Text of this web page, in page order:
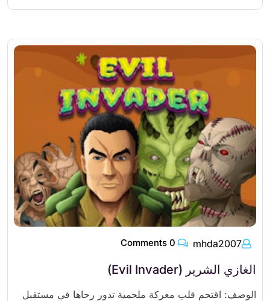
mhda2007
الغازي الشرير (Evil Invader)
الوصف: اقتحم قلب معركة ملحمية تدور رحاها في مستقبل